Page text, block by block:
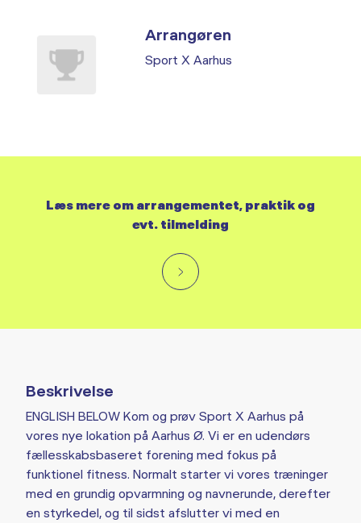
Beskrivelse
ENGLISH BELOW Kom og prøv Sport X Aarhus på
vores nye lokation på Aarhus Ø. Vi er en udendørs
fællesskabsbaseret forening med fokus på
funktionel fitness. Normalt starter vi vores træninger
med en grundig opvarmning og navnerunde, derefter
en styrkedel, og til sidst afslutter vi med en
Arrangøren
Sport X Aarhus
Læs mere om arrangementet, praktik og
evt. tilmelding